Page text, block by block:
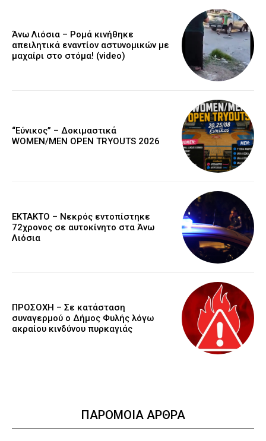
Άνω Λιόσια – Ρομά κινήθηκε
απειλητικά εναντίον αστυνομικών με
μαχαίρι στο στόμα! (video)
“Εύνικος” – Δοκιμαστικά
WOMEN/MEN OPEN TRYOUTS 2026
EKTAKTO – Νεκρός εντοπίστηκε
72χρονος σε αυτοκίνητο στα Άνω
Λιόσια
ΠΡΟΣΟΧΗ – Σε κατάσταση
συναγερμού ο Δήμος Φυλής λόγω
ακραίου κινδύνου πυρκαγιάς
ΠΑΡΟΜΟΙΑ ΑΡΘΡΑ